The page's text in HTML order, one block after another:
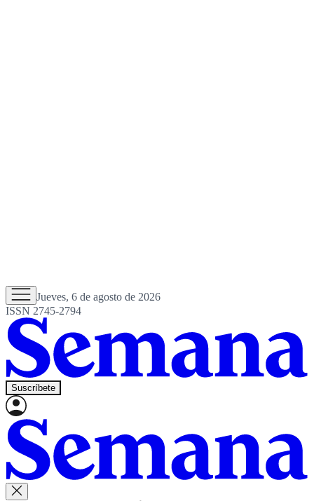
Jueves, 6 de agosto de 2026
ISSN 2745-2794
Suscríbete